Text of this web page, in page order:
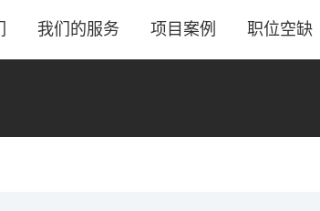
我们的服务 项目案例 职位空缺